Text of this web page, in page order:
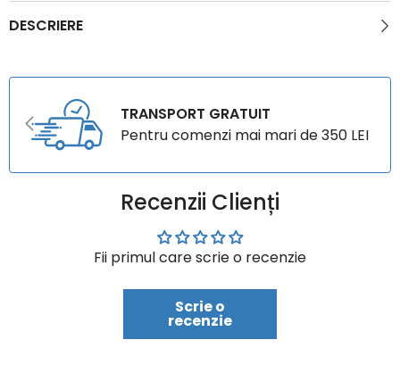
DESCRIERE
TRANSPORT GRATUIT
Pentru comenzi mai mari de 350 LEI
Recenzii Clienți
Fii primul care scrie o recenzie
Scrie o
recenzie